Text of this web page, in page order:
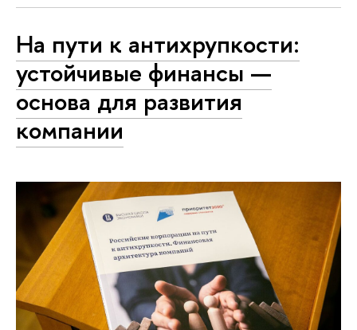
На пути к антихрупкости:
устойчивые финансы —
основа для развития
компании